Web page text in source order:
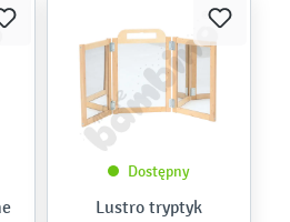
Dostępny
Lustro tryptyk